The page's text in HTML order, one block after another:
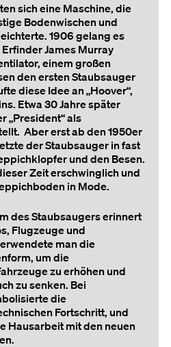
sich eine Maschine, die
Bodenwischen und
1906 gelang es
James Murray
einem großen
den ersten Staubsauger
diese Idee an „Hoover“,
Etwa 30 Jahre später
„President“ als
Aber erst ab den 1950er
der Staubsauger in fast
und den Besen.
Zeit erschwinglich und
in Mode.
des Staubsaugers erinnert
Flugzeuge und
man die
um die
zu erhöhen und
zu senken. Bei
die
Fortschritt, und
Hausarbeit mit den neuen